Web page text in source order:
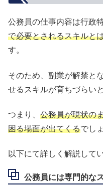
公務員の仕事内容は行政
で必要とされるスキルと
す。
そのため、副業が解禁と
せるスキルが育ちづらい
つまり、 公務員が現状の
困る場面が出てくるでし
以下にて詳しく解説して
公務員には専門的な